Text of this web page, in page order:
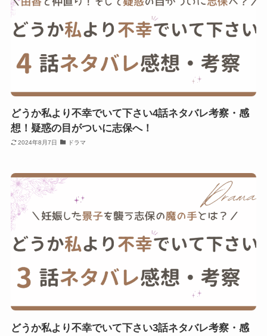
どうか私より不幸でいて下さい4話ネタバレ考察・感
想！疑惑の目がついに志保へ！
2024年8月7日 ドラマ
どうか私より不幸でいて下さい3話ネタバレ考察・感